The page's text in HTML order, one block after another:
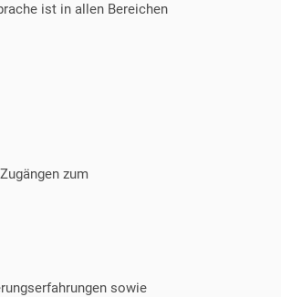
ist in allen Bereichen
zum
sowie